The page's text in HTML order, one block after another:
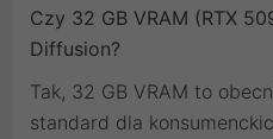
Czy 32 GB VRAM (RTX
Diffusion?
Tak, 32 GB VRAM to
standard dla